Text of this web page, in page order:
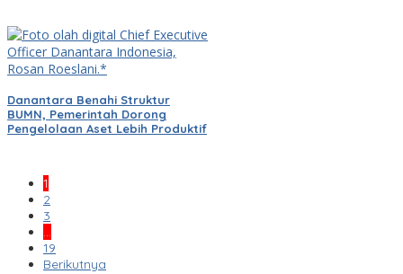
Danantara Benahi Struktur
BUMN, Pemerintah Dorong
Pengelolaan Aset Lebih Produktif
1
2
3
…
19
Berikutnya